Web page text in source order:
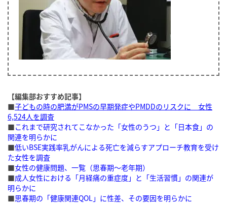
【編集部おすすめ記事】
■子どもの時の肥満がPMSの早期発症やPMDDのリスクに 女性
6,524人を調査
■これまで研究されてこなかった「女性のうつ」と「日本食」の
関連を明らかに
■低いBSE実践率乳がんによる死亡を減らすアプローチ教育を受け
た女性を調査
■女性の健康問題、一覧（思春期～老年期）
■成人女性における「月経痛の重症度」と「生活習慣」の関連が
明らかに
■思春期の「健康関連QOL」に性差、その要因を明らかに